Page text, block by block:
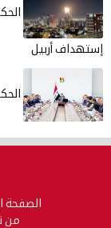
إستهداف أربيل
الصفحة
من